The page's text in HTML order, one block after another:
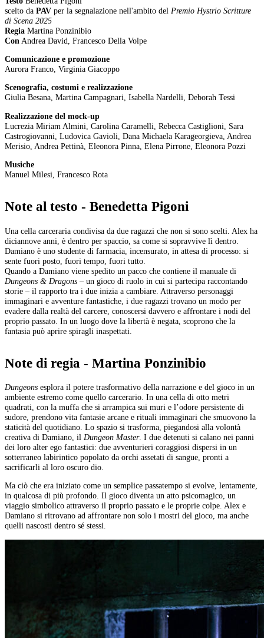
scelto da PAV per la segnalazione nell'ambito del Premio Hystrio Scritture
di Scena 2025
Regia Martina Ponzinibio
Con Andrea David, Francesco Della Volpe
Comunicazione e promozione
Aurora Franco, Virginia Giacoppo
Scenografia, costumi e realizzazione
Giulia Besana, Martina Campagnari, Isabella Nardelli, Deborah Tessi
Realizzazione del mock-up
Lucrezia Miriam Almini, Carolina Caramelli, Rebecca Castiglioni, Sara
Castrogiovanni, Ludovica Gavioli, Dana Michaela Karageorgieva, Andrea
Merisio, Andrea Pettinà, Eleonora Pinna, Elena Pirrone, Eleonora Pozzi
Musiche
Manuel Milesi, Francesco Rota
Note al testo - Benedetta Pigoni
Una cella carceraria condivisa da due ragazzi che non si sono scelti. Alex ha
diciannove anni, è dentro per spaccio, sa come si sopravvive lì dentro.
Damiano è uno studente di farmacia, incensurato, in attesa di processo: si
sente fuori posto, fuori tempo, fuori tutto.
Quando a Damiano viene spedito un pacco che contiene il manuale di
Dungeons & Dragons – un gioco di ruolo in cui si partecipa raccontando
storie – il rapporto tra i due inizia a cambiare. Attraverso personaggi
immaginari e avventure fantastiche, i due ragazzi trovano un modo per
evadere dalla realtà del carcere, conoscersi davvero e affrontare i nodi del
proprio passato. In un luogo dove la libertà è negata, scoprono che la
fantasia può aprire spiragli inaspettati.
Note di regia - Martina Ponzinibio
Dungeons esplora il potere trasformativo della narrazione e del gioco in un
ambiente estremo come quello carcerario. In una cella di otto metri
quadrati, con la muffa che si arrampica sui muri e l’odore persistente di
sudore, prendono vita fantasie arcane e rituali immaginari che smuovono la
staticità del quotidiano. Lo spazio si trasforma, piegandosi alla volontà
creativa di Damiano, il Dungeon Master. I due detenuti si calano nei panni
dei loro alter ego fantastici: due avventurieri coraggiosi dispersi in un
sotterraneo labirintico popolato da orchi assetati di sangue, pronti a
sacrificarli al loro oscuro dio.
Ma ciò che era iniziato come un semplice passatempo si evolve, lentamente,
in qualcosa di più profondo. Il gioco diventa un atto psicomagico, un
viaggio simbolico attraverso il proprio passato e le proprie colpe. Alex e
Damiano si ritrovano ad affrontare non solo i mostri del gioco, ma anche
quelli nascosti dentro sé stessi.